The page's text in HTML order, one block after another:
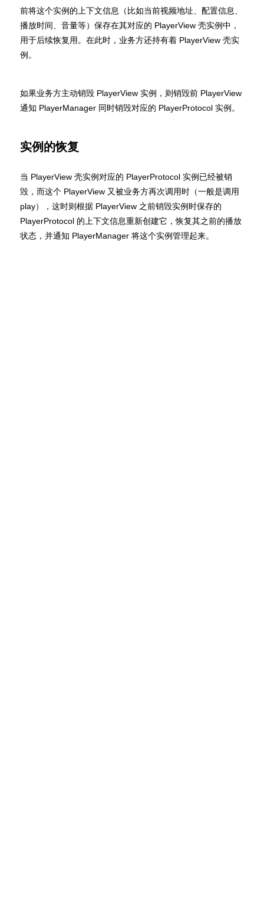
前将这个实例的上下文信息（比如当前视频地址、配置信息、
播放时间、音量等）保存在其对应的 PlayerView 壳实例中，
用于后续恢复用。在此时，业务方还持有着 PlayerView 壳实
例。
如果业务方主动销毁 PlayerView 实例，则销毁前 PlayerView
通知 PlayerManager 同时销毁对应的 PlayerProtocol 实例。
实例的恢复
当 PlayerView 壳实例对应的 PlayerProtocol 实例已经被销
毁，而这个 PlayerView 又被业务方再次调用时（一般是调用
play），这时则根据 PlayerView 之前销毁实例时保存的
PlayerProtocol 的上下文信息重新创建它，恢复其之前的播放
状态，并通知 PlayerManager 将这个实例管理起来。